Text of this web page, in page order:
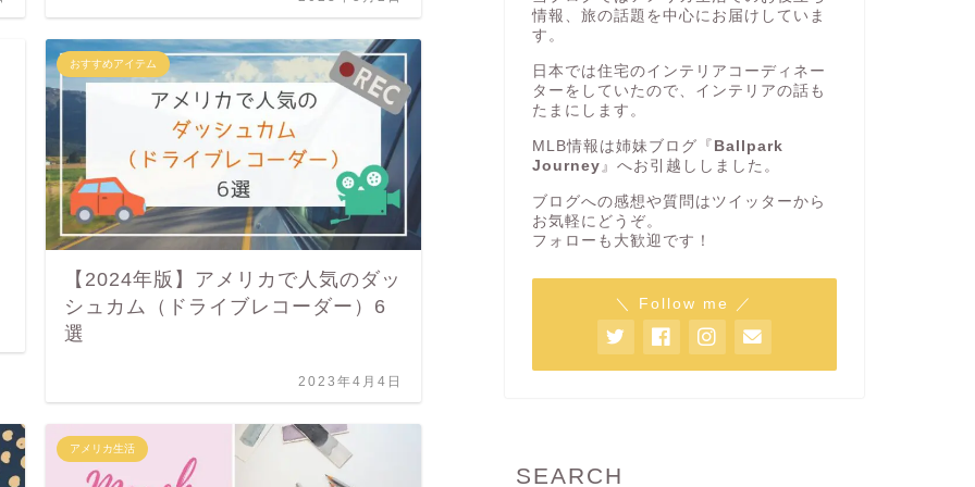
おすすめアイテム
【2024年版】アメリカで人気のダッ
シュカム（ドライブレコーダー）6
選
2023年4月4日
アメリカ生活
2024年6月30日
おすすめアイテム
【2024年版】アメリカで人気のダッ
シュカム（ドライブレコーダー）6
おすすめアイテム
情報、旅の話題を中心にお届けしていま
す。
日本では住宅のインテリアコーディネー
ターをしていたので、インテリアの話も
たまにします。
MLB情報は姉妹ブログ『 Ballpark
Journey 』へお引越ししました。
ブログへの感想や質問はツイッターから
お気軽にどうぞ。
フォローも大歓迎です！
＼ Follow me ／
SEARCH